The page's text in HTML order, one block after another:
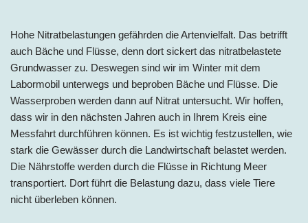
Hohe Nitratbelastungen gefährden die Artenvielfalt. Das betrifft
auch Bäche und Flüsse, denn dort sickert das nitratbelastete
Grundwasser zu. Deswegen sind wir im Winter mit dem
Labormobil unterwegs und beproben Bäche und Flüsse. Die
Wasserproben werden dann auf Nitrat untersucht. Wir hoffen,
dass wir in den nächsten Jahren auch in Ihrem Kreis eine
Messfahrt durchführen können. Es ist wichtig festzustellen, wie
stark die Gewässer durch die Landwirtschaft belastet werden.
Die Nährstoffe werden durch die Flüsse in Richtung Meer
transportiert. Dort führt die Belastung dazu, dass viele Tiere
nicht überleben können.